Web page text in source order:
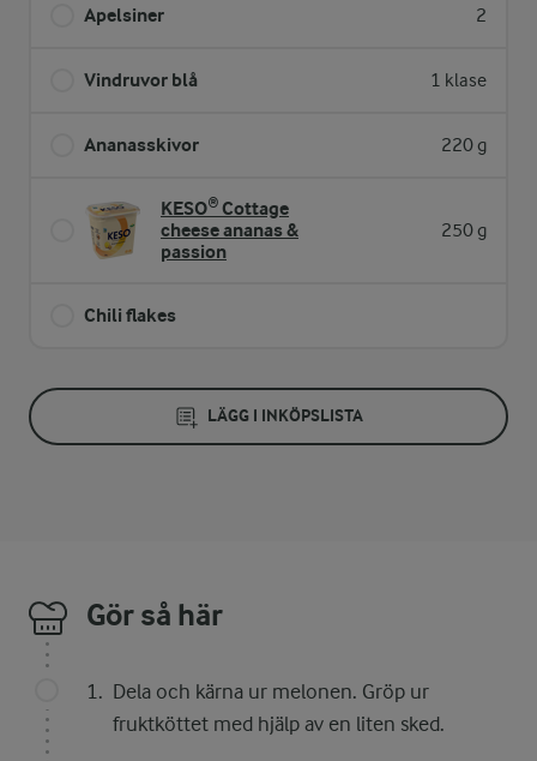
Apelsiner 2
Vindruvor blå 1 klase
Ananasskivor 220 g
KESO® Cottage
cheese ananas &
passion
250 g
Chili flakes
LÄGG I INKÖPSLISTA
Gör så här
Dela och kärna ur melonen. Gröp ur
fruktköttet med hjälp av en liten sked.